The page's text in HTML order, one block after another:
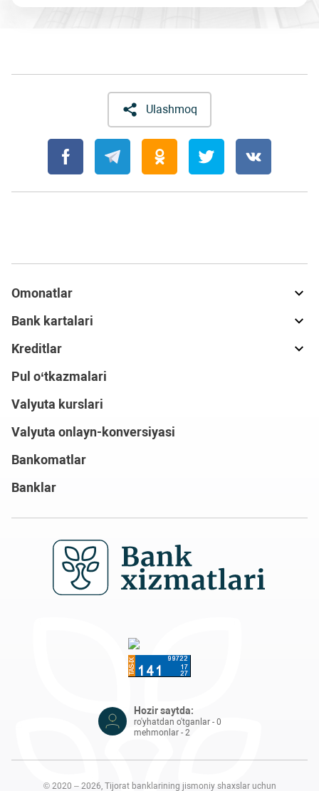
Ulashmoq
Omonatlar
Bank kartalari
Kreditlar
Pul o‘tkazmalari
Valyuta kurslari
Valyuta onlayn-konversiyasi
Bankomatlar
Banklar
Hozir saytda:
ro'yhatdan o'tganlar - 0
mehmonlar - 2
© 2020 – 2026, Tijorat banklarining jismoniy shaxslar uchun